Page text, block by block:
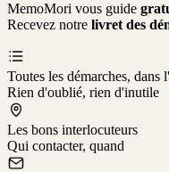
MemoMori vous guide
Recevez notre livret des
Toutes les démarches, dans
Rien d'oublié, rien d'inutile
Les bons interlocuteurs
Qui contacter, quand